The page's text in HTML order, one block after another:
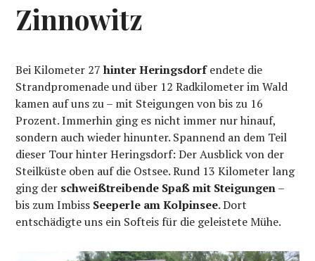
Zinnowitz
Bei Kilometer 27hinter Heringsdorfendete die
Strandpromenade und über 12 Radkilometer im Wald
kamen auf uns zu – mit Steigungen von bis zu 16
Prozent. Immerhin ging es nicht immer nur hinauf,
sondern auch wieder hinunter. Spannend an dem Teil
dieser Tour hinter Heringsdorf: Der Ausblick von der
Steilküste oben auf die Ostsee. Rund 13 Kilometer lang
ging der schweißtreibende Spaß mit Steigungen–
bis zum Imbiss Seeperle am Kolpinsee. Dort
entschädigte uns ein Softeis für die geleistete Mühe.